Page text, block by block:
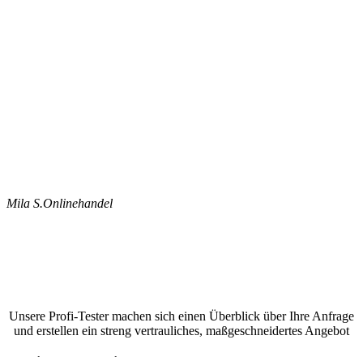
Mila S.Onlinehandel
Unsere Profi-Tester machen sich einen Überblick über Ihre Anfrage
und erstellen ein streng vertrauliches, maßgeschneidertes Angebot